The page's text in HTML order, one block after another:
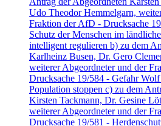
Udo Theodor Hemmelgarn,
Fraktion der AfD - Drucksache
Schutz der Menschen im
intelligent regulieren b) zu dem
Karlheinz Busen, Dr. Gero
weiterer Abgeordneter und der
Drucksache 19/584 - Gefahr
Population stoppen c) zu dem
Kirsten Tackmann, Dr. Gesine
weiterer Abgeordneter und der
Drucksache 19/581 -